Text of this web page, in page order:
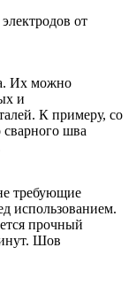
от
Их можно
и
К примеру, со
сварного шва
требующие
использованием.
прочный
Шов